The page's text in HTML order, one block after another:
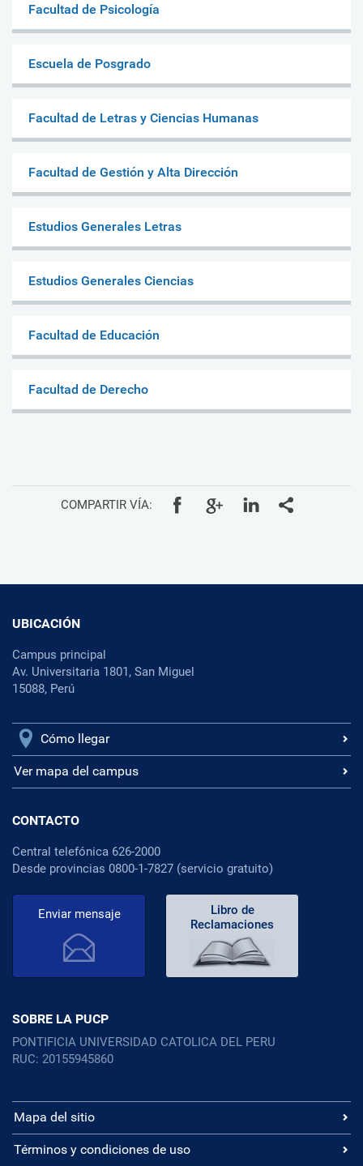
Facultad de Psicología
Escuela de Posgrado
Facultad de Letras y Ciencias Humanas
Facultad de Gestión y Alta Dirección
Estudios Generales Letras
Estudios Generales Ciencias
Facultad de Educación
Facultad de Derecho
COMPARTIR VÍA:
UBICACIÓN
Campus principal
Av. Universitaria 1801, San Miguel
15088, Perú
Cómo llegar
Ver mapa del campus
CONTACTO
Central telefónica 626-2000
Desde provincias 0800-1-7827 (servicio gratuito)
Enviar mensaje
Libro de
Reclamaciones
SOBRE LA PUCP
PONTIFICIA UNIVERSIDAD CATOLICA DEL PERU
RUC: 20155945860
Mapa del sitio
Términos y condiciones de uso